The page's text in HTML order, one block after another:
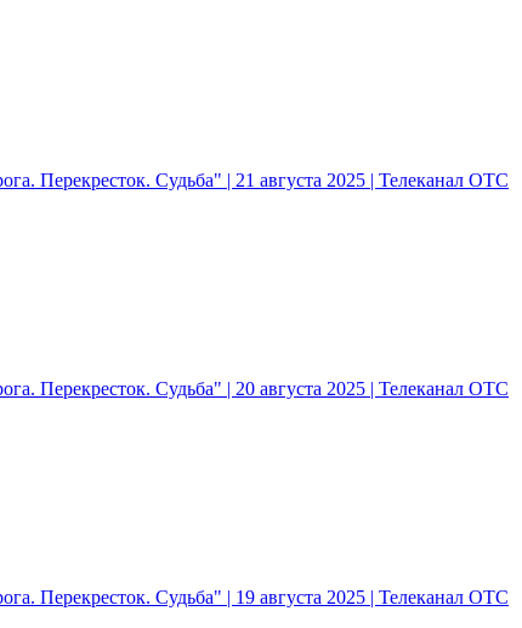
Перекресток. Судьба" | 21 августа 2025 | Телеканал ОТС
Перекресток. Судьба" | 20 августа 2025 | Телеканал ОТС
Перекресток. Судьба" | 19 августа 2025 | Телеканал ОТС